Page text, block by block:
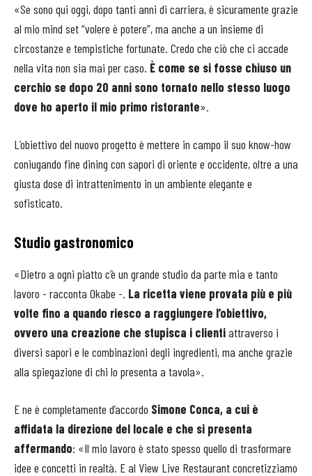
«Se sono qui oggi, dopo tanti anni di carriera, è sicuramente grazie
al mio mind set “volere è potere”, ma anche a un insieme di
circostanze e tempistiche fortunate. Credo che ciò che ci accade
nella vita non sia mai per caso. È come se si fosse chiuso un
cerchio se dopo 20 anni sono tornato nello stesso luogo
dove ho aperto il mio primo ristorante».
L’obiettivo del nuovo progetto è mettere in campo il suo know-how
coniugando fine dining con sapori di oriente e occidente, oltre a una
giusta dose di intrattenimento in un ambiente elegante e
sofisticato.
Studio gastronomico
«Dietro a ogni piatto c’è un grande studio da parte mia e tanto
lavoro - racconta Okabe -. La ricetta viene provata più e più
volte fino a quando riesco a raggiungere l’obiettivo,
ovvero una creazione che stupisca i clientiattraverso i
diversi sapori e le combinazioni degli ingredienti, ma anche grazie
alla spiegazione di chi lo presenta a tavola».
E ne è completamente d’accordo Simone Conca, a cui è
affidata la direzione del locale e che si presenta
affermando: «Il mio lavoro è stato spesso quello di trasformare
idee e concetti in realtà. E al View Live Restaurant concretizziamo